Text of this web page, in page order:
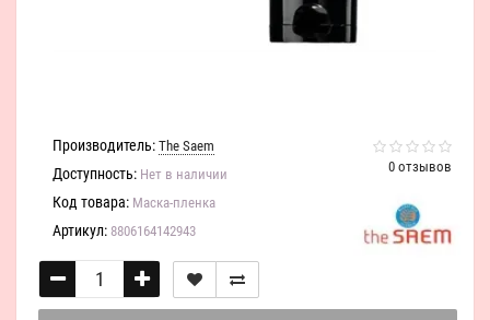
0 отзывов
Производитель: The Saem
Доступность: Нет в наличии
Код товара: Маска-пленка
Артикул: 8806164142943